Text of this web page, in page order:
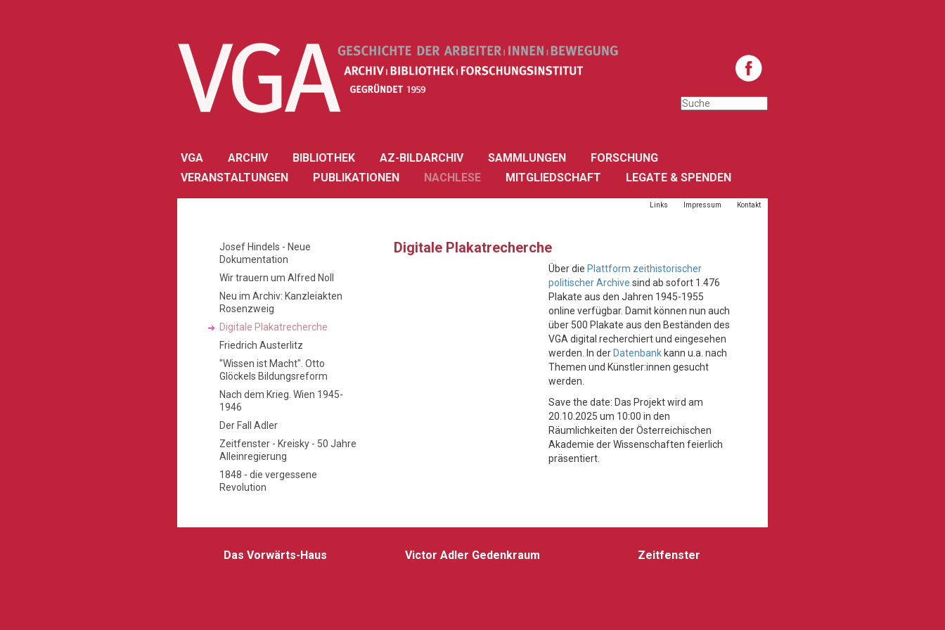
VGA ARCHIV BIBLIOTHEK AZ-BILDARCHIV SAMMLUNGEN
FORSCHUNG
VERANSTALTUNGEN
PUBLIKATIONEN NACHLESE MITGLIEDSCHAFT LEGATE & SPENDEN
Josef Hindels - Neue
Dokumentation
Wir trauern um Alfred Noll
Neu im Archiv: Kanzleiakten
Rosenzweig
Digitale Plakatrecherche
Friedrich Austerlitz
"Wissen ist Macht". Otto
Glöckels Bildungsreform
Nach dem Krieg. Wien 1945-
1946
Der Fall Adler
Zeitfenster - Kreisky - 50 Jahre
Alleinregierung
1848 - die vergessene
Revolution
Links Impressum Kontakt
Digitale Plakatrecherche
Über die Plattform zeithistorischer
politischer Archive sind ab sofort 1.476
Plakate aus den Jahren 1945-1955
online verfügbar. Damit können nun auch
über 500 Plakate aus den Beständen des
VGA digital recherchiert und eingesehen
werden. In der Datenbank kann u.a. nach
Themen und Künstler:innen gesucht
werden.
Save the date: Das Projekt wird am
20.10.2025 um 10:00 in den
Räumlichkeiten der Österreichischen
Akademie der Wissenschaften feierlich
präsentiert.
Das Vorwärts-Haus Victor Adler Gedenkraum Zeitfenster